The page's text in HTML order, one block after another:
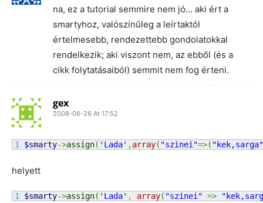
na, ez a tutorial semmire nem jó… aki ért a
smartyhoz, valószínűleg a leírtaktól
értelmesebb, rendezettebb gondolatokkal
rendelkezik; aki viszont nem, az ebből (és a
cikk folytatásaiból) semmit nem fog érteni.
gex
2008-06-26 At 17:52
$smarty->assign( 'Lada' ,array( "szinei"=>( "kek,sarga"
helyett
$smarty->assign( 'Lada' , array( "szinei" =>